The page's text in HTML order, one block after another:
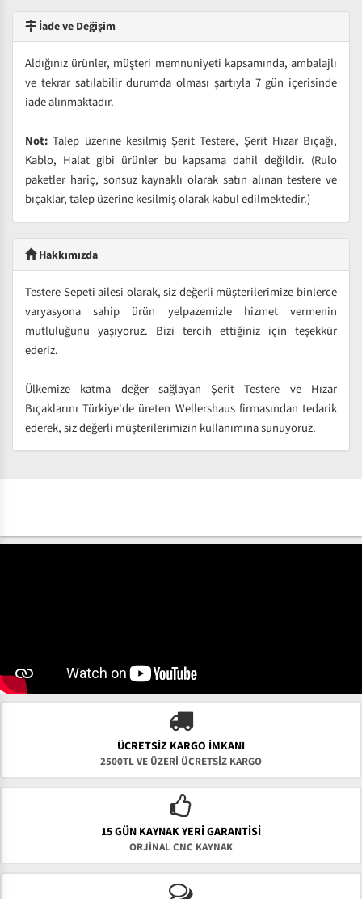
İade ve Değişim
Aldığınız ürünler, müşteri memnuniyeti kapsamında, ambalajlı
ve tekrar satılabilir durumda olması şartıyla 7 gün içerisinde
iade alınmaktadır.
Not: Talep üzerine kesilmiş Şerit Testere, Şerit Hızar Bıçağı,
Kablo, Halat gibi ürünler bu kapsama dahil değildir. (Rulo
paketler hariç, sonsuz kaynaklı olarak satın alınan testere ve
bıçaklar, talep üzerine kesilmiş olarak kabul edilmektedir.)
Hakkımızda
Testere Sepeti ailesi olarak, siz değerli müşterilerimize binlerce
varyasyona sahip ürün yelpazemizle hizmet vermenin
mutluluğunu yaşıyoruz. Bizi tercih ettiğiniz için teşekkür
ederiz.
Ülkemize katma değer sağlayan Şerit Testere ve Hızar
Bıçaklarını Türkiye'de üreten Wellershaus firmasından tedarik
ederek, siz değerli müşterilerimizin kullanımına sunuyoruz.
ÜCRETSIZ KARGO İMKANI
2500TL VE ÜZERİ ÜCRETSİZ KARGO
15 GÜN KAYNAK YERI GARANTISI
ORJİNAL CNC KAYNAK